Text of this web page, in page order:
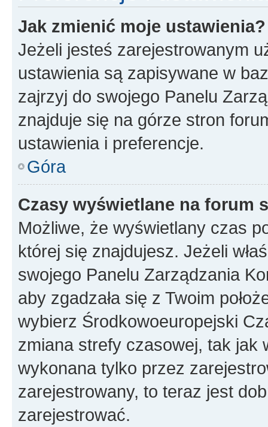
Jak zmienić moje ustawienia?
Jeżeli jesteś zarejestrowanym
ustawienia są zapisywane w
zajrzyj do swojego Panelu
znajduje się na górze stron
ustawienia i preferencje.
Góra
Czasy wyświetlane na forum
Możliwe, że wyświetlany czas
której się znajdujesz. Jeżeli
swojego Panelu Zarządzania
aby zgadzała się z Twoim
wybierz Środkowoeuropejski
zmiana strefy czasowej, tak jak
wykonana tylko przez
zarejestrowany, to teraz jest
zarejestrować.